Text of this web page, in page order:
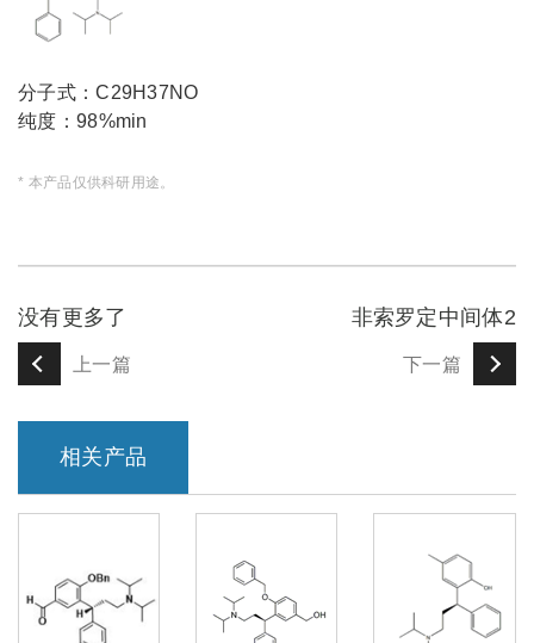
分子式：C29H37NO
纯度：98%min
* 本产品仅供科研用途。
没有更多了
上一篇
非索罗定中间体2
下一篇
相关产品